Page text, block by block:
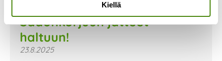
Kiellä
Sadonkorjuun jätteet
haltuun!
23.8.2025